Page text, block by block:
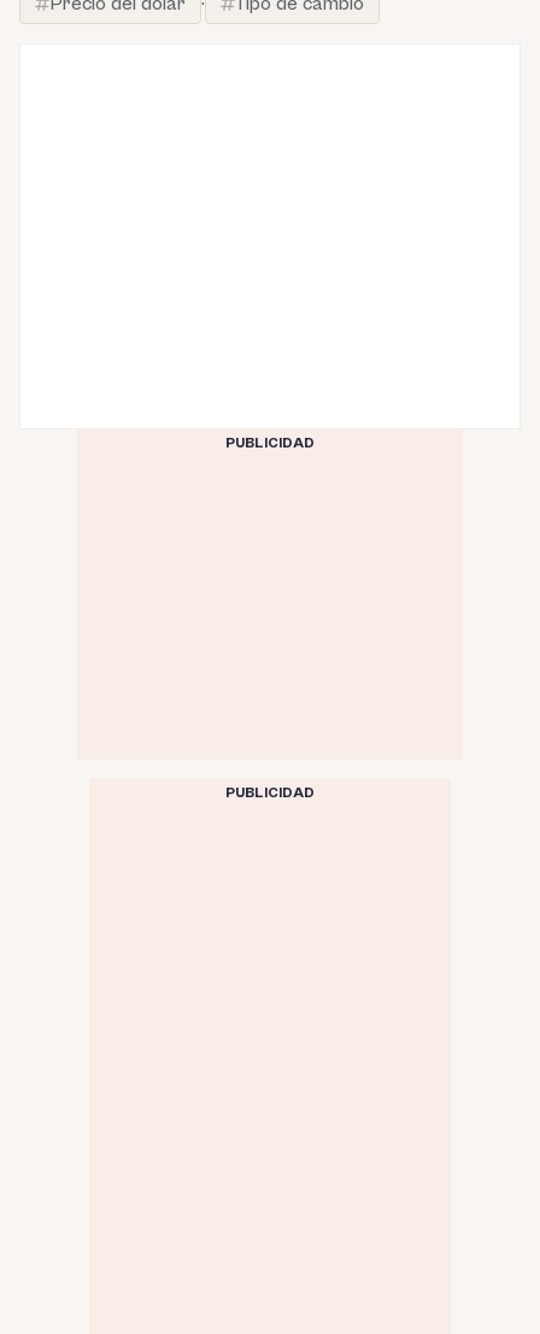
PUBLICIDAD
PUBLICIDAD